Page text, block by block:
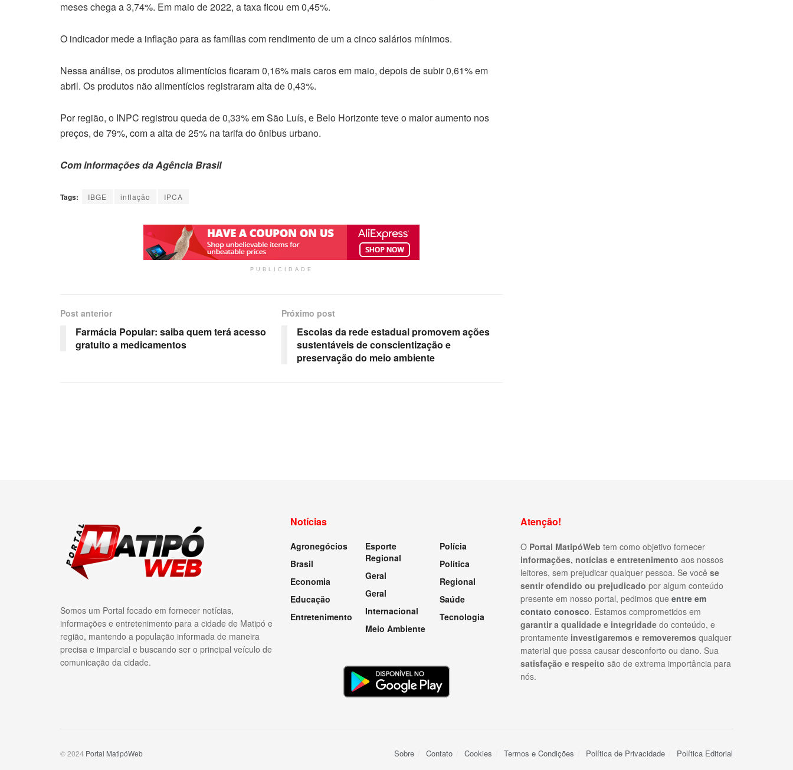
meses chega a 3,74%. Em maio de 2022, a taxa ficou em 0,45%.
O indicador mede a inflação para as famílias com rendimento de um a cinco salários mínimos.
Nessa análise, os produtos alimentícios ficaram 0,16% mais caros em maio, depois de subir 0,61% em
abril. Os produtos não alimentícios registraram alta de 0,43%.
Por região, o INPC registrou queda de 0,33% em São Luís, e Belo Horizonte teve o maior aumento nos
preços, de 79%, com a alta de 25% na tarifa do ônibus urbano.
Com informações da Agência Brasil
Tags: IBGE inflação IPCA
PUBLICIDADE
Post anterior
Farmácia Popular: saiba quem terá acesso
gratuito a medicamentos
Próximo post
Escolas da rede estadual promovem ações
sustentáveis de conscientização e
preservação do meio ambiente
Somos um Portal focado em fornecer notícias,
informações e entretenimento para a cidade de Matipó e
região, mantendo a população informada de maneira
precisa e imparcial e buscando ser o principal veículo de
comunicação da cidade.
Notícias
Agronegócios
Brasil
Economia
Educação
Entretenimento
Esporte
Regional
Geral
Geral
Internacional
Meio Ambiente
Polícia
Política
Regional
Saúde
Tecnologia
Atenção!
O Portal MatipóWeb tem como objetivo fornecer
informações, notícias e entretenimento aos nossos
leitores, sem prejudicar qualquer pessoa. Se você se
sentir ofendido ou prejudicado por algum conteúdo
presente em nosso portal, pedimos que entre em
contato conosco. Estamos comprometidos em
garantir a qualidade e integridade do conteúdo, e
prontamente investigaremos e removeremos qualquer
material que possa causar desconforto ou dano. Sua
satisfação e respeito são de extrema importância para
nós.
Sobre Contato Cookies Termos e Condições Política de Privacidade Política Editorial
© 2024 Portal MatipóWeb